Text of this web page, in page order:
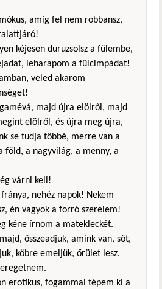
amíg fel nem robbansz,
kéjesen duruzsolsz a fülembe,
leharapom a fülcimpádat!
veled akarom
majd újra elölről, majd
elölről, és újra meg újra,
se tudja többé, merre van a
föld, a nagyvilág, a menny, a
várni kell!
nehéz napok! Nekem
én vagyok a forró szerelem!
kéne írnom a matekleckét.
összeadjuk, amink van, sőt,
köbre emeljük, őrület lesz.
erotikus, fogammal tépem ki a